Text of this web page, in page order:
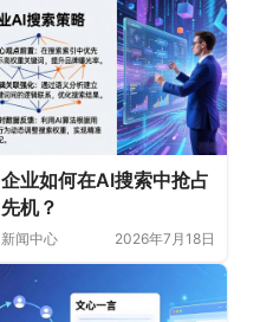
企业如何在AI搜索中抢占
先机？
新闻中心 2026年7月18日